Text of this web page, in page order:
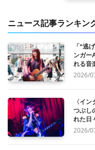
ニュース記事ランキン
「“逃
ンガー
れる音
2026/
〈イ
つぶし
れた日
2026/